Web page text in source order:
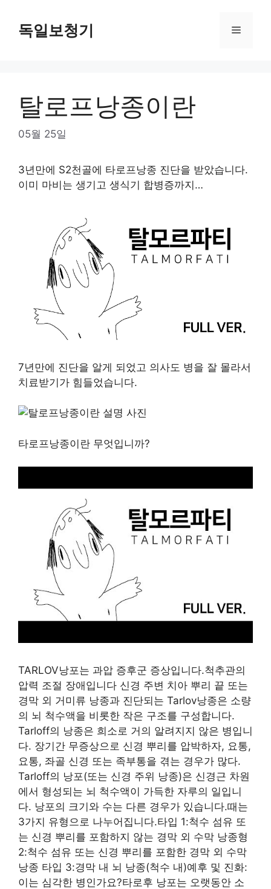
content독일보청기 Menu
탈로프낭종이란
05월 25일
3년만에 S2천골에 타로프낭종 진단을 받았습니다.
이미 마비는 생기고 생식기 합병증까지…
7년만에 진단을 알게 되었고 의사도 병을 잘 몰라서
치료받기가 힘들었습니다.
타로프낭종이란 무엇입니까?
TARLOV낭포는 과압 증후군 증상입니다.척추관의
압력 조절 장애입니다 신경 주변 치아 뿌리 끝 또는
경막 외 거미류 낭종과 진단되는 Tarlov낭종은 소량
의 뇌 척수액을 비롯한 작은 구조를 구성합니다.
Tarloff의 낭종은 희소로 거의 알려지지 않은 병입니
다. 장기간 무증상으로 신경 뿌리를 압박하자, 요통,
요통, 좌골 신경 또는 족부통을 겪는 경우가 많다.
Tarloff의 낭포(또는 신경 주위 낭종)은 신경근 차원
에서 형성되는 뇌 척수액이 가득한 자루의 일입니
다. 낭포의 크기와 수는 다른 경우가 있습니다.때는
3가지 유형으로 나누어집니다.타입 1:척수 섬유 또
는 신경 뿌리를 포함하지 않는 경막 외 수막 낭종형
2:척수 섬유 또는 신경 뿌리를 포함한 경막 외 수막
낭종 타입 3:경막 내 뇌 낭종(척수 내)예후 및 진화:
이는 심각한 병인가요?타로후 낭포는 오랫동안 소